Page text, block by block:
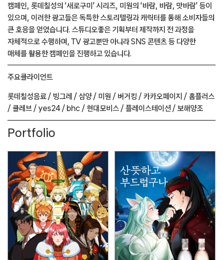
캠페인, 롯데칠성의 ‘새로구미’ 시리즈, 미원의 ‘바람, 바람, 맛바람’ 등이
있으며, 이러한 광고들은 독특한 스토리텔링과 캐릭터를 통해 소비자들의
큰 호응을 얻었습니다. 스튜디오좋은 기획부터 제작까지 전 과정을
자체적으로 수행하며, TV 광고뿐만 아니라 SNS 콘텐츠 등 다양한
매체를 활용한 캠페인을 진행하고 있습니다.
주요클라이언트
롯데칠성음료 / 빙그레 / 삼양 / 미원 / 버거킹 / 카카오페이지 / 홈플러스
/ 클레브 / yes24 / bhc / 현대모비스 / 플레이스테이션 / 보해양조
Portfolio